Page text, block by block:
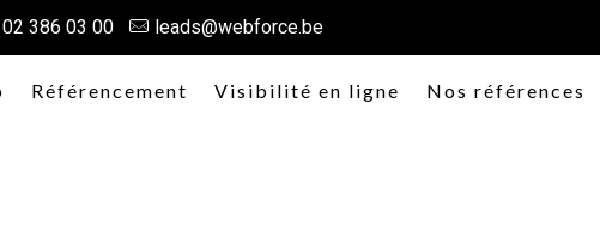
02 386 03 00 leads@webforce.be
Référencement Visibilité en ligne Nos références